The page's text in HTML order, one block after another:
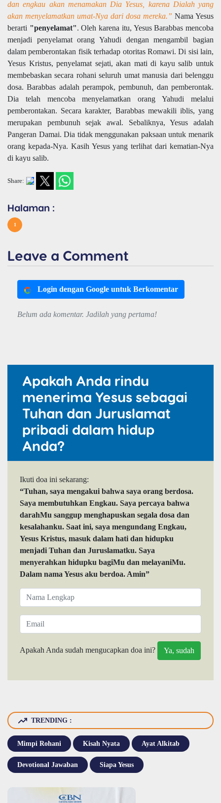
dan engkau akan menamakan Dia Yesus, karena Dialah yang
akan menyelamatkan umat-Nya dari dosa mereka.” Nama Yesus
berarti "penyelamat". Oleh karena itu, Yesus Barabbas mencoba
menjadi penyelamat orang Yahudi dengan mengambil bagian
dalam pemberontakan fisik terhadap otoritas Romawi. Di sisi lain,
Yesus Kristus, penyelamat sejati, akan mati di kayu salib untuk
membebaskan secara rohani seluruh umat manusia dari belenggu
dosa. Barabbas adalah perampok, pembunuh, dan pemberontak.
Dia telah mencoba menyelamatkan orang Yahudi melalui
pemberontakan. Secara karakter, Barabbas mewakili iblis, yang
merupakan pembunuh sejak awal. Sebaliknya, Yesus adalah
Pangeran Damai. Dia tidak menggunakan paksaan untuk menarik
orang kepada-Nya. Kasih Yesus yang terlihat dari kematian-Nya
di kayu salib.
Share:
Halaman :
1
Leave a Comment
Login dengan Google untuk Berkomentar
Belum ada komentar. Jadilah yang pertama!
Apakah Anda rindu
menerima Yesus sebagai
Tuhan dan Juruslamat
pribadi dalam hidup
Anda?
Ikuti doa ini sekarang:
“Tuhan, saya mengakui bahwa saya orang berdosa.
Saya membutuhkan Engkau. Saya percaya bahwa
darahMu sanggup menghapuskan segala dosa dan
kesalahanku. Saat ini, saya mengundang Engkau,
Yesus Kristus, masuk dalam hati dan hidupku
menjadi Tuhan dan Juruslamatku. Saya
menyerahkan hidupku bagiMu dan melayaniMu.
Dalam nama Yesus aku berdoa. Amin”
Apakah Anda sudah mengucapkan doa ini?
TRENDING :
Mimpi Rohani Kisah Nyata Ayat Alkitab
Devotional Jawaban Siapa Yesus